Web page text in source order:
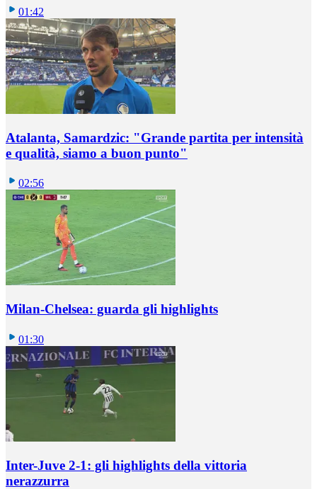
01:42
Atalanta, Samardzic: "Grande partita per intensità
e qualità, siamo a buon punto"
02:56
Milan-Chelsea: guarda gli highlights
01:30
Inter-Juve 2-1: gli highlights della vittoria
nerazzurra